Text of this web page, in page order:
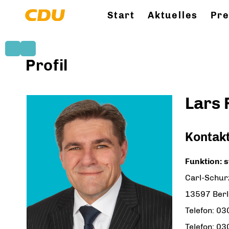
Start Aktuelles
Profil
Lars
Funktion:
Carl-
13597
Telefon:
Telefon: